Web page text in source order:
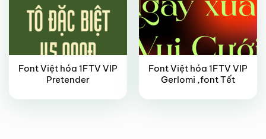
Font Việt hóa 1FTV VIP
Pretender
Font Việt hóa 1FTV VIP
Gerlomi ,font Tết